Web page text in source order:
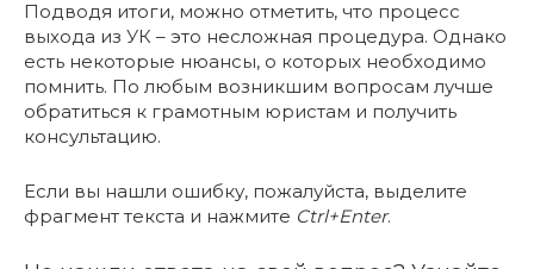
Подводя итоги, можно отметить, что процесс
выхода из УК – это несложная процедура. Однако
есть некоторые нюансы, о которых необходимо
помнить. По любым возникшим вопросам лучше
обратиться к грамотным юристам и получить
консультацию.
Если вы нашли ошибку, пожалуйста, выделите
фрагмент текста и нажмите Ctrl+Enter.